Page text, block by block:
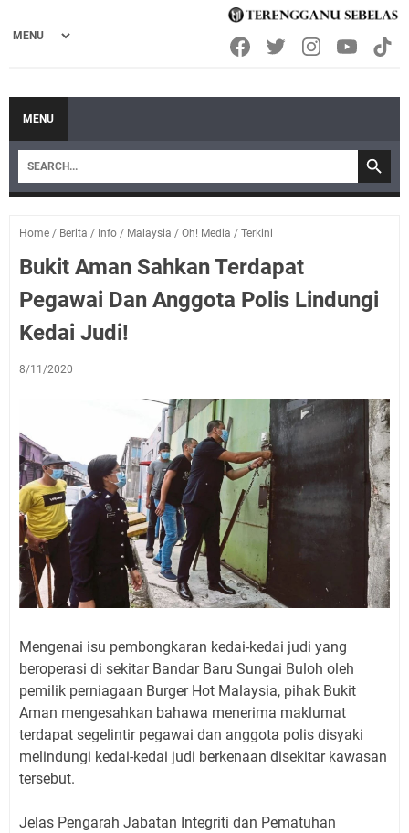
MENU
Home / Berita / Info / Malaysia / Oh! Media / Terkini
Bukit Aman Sahkan Terdapat
Pegawai Dan Anggota Polis Lindungi
Kedai Judi!
8/11/2020
Mengenai isu pembongkaran kedai-kedai judi yang
beroperasi di sekitar Bandar Baru Sungai Buloh oleh
pemilik perniagaan Burger Hot Malaysia, pihak Bukit
Aman mengesahkan bahawa menerima maklumat
terdapat segelintir pegawai dan anggota polis disyaki
melindungi kedai-kedai judi berkenaan disekitar kawasan
tersebut.
Jelas Pengarah Jabatan Integriti dan Pematuhan